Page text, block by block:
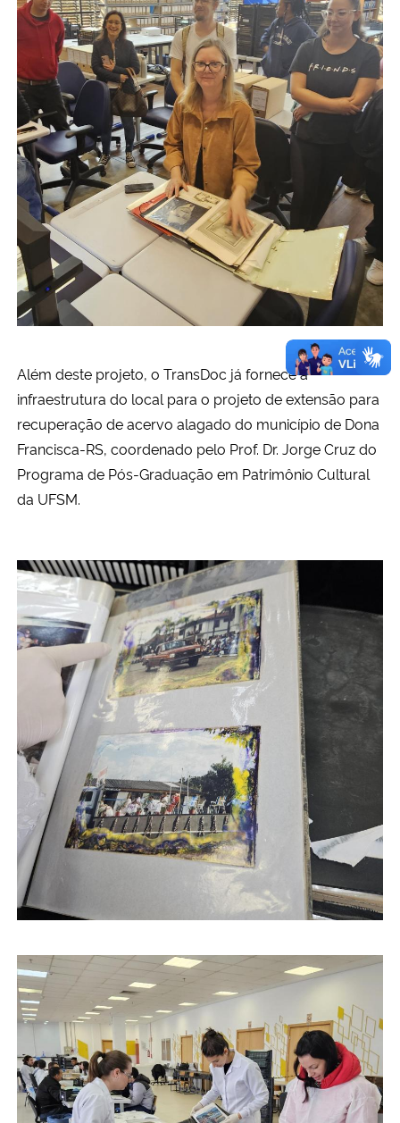
Além deste projeto, o TransDoc já fornece a
infraestrutura do local para o projeto de extensão para
recuperação de acervo alagado do município de Dona
Francisca-RS, coordenado pelo Prof. Dr. Jorge Cruz do
Programa de Pós-Graduação em Patrimônio Cultural
da UFSM.